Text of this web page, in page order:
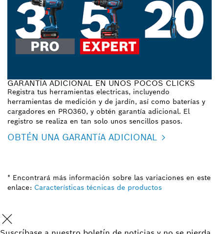
GARANTÍA ADICIONAL EN UNOS POCOS CLICKS
Registra tus herramientas electricas, incluyendo
herramientas de medición y de jardín, así como baterías y
cargadores en PRO360, y obtén garantía adicional. El
registro se realiza en tan solo unos sencillos pasos.
OBTÉN UNA GARANTíA ADICIONAL
* Encontrará más información sobre las variaciones en este
enlace: Características técnicas de productos